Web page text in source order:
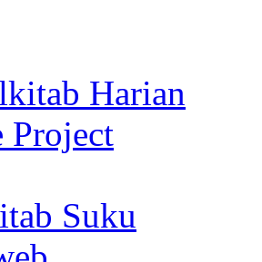
Harian
Project
Suku